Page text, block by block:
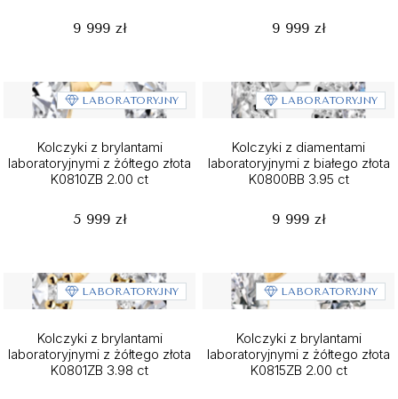
9 999 zł 9 999 zł
LABORATORYJNY
Kolczyki z brylantami
laboratoryjnymi z żółtego złota
K0810ZB 2.00 ct
5 999 zł
LABORATORYJNY
Kolczyki z diamentami
laboratoryjnymi z białego złota
K0800BB 3.95 ct
9 999 zł
LABORATORYJNY
Kolczyki z brylantami
laboratoryjnymi z żółtego złota
K0801ZB 3.98 ct
LABORATORYJNY
Kolczyki z brylantami
laboratoryjnymi z żółtego złota
K0815ZB 2.00 ct